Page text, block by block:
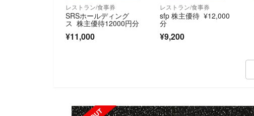
レストラン/食事券
SRSホールディング
ス 株主優待12000円分
¥11,000
レストラン/食事券
sfp 株主優待 ¥12,000
分
¥9,200
SOLD OUT